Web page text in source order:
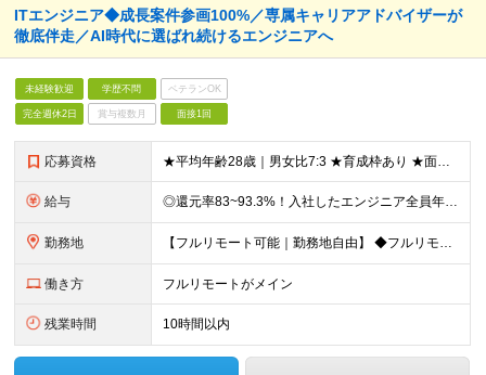
ITエンジニア◆成長案件参画100%／専属キャリアアドバイザーが
徹底伴走／AI時代に選ばれ続けるエンジニアへ
未経験歓迎 学歴不問 ベテランOK
完全週休2日 賞与複数月 面接1回
応募資格 ★平均年齢28歳｜男女比7:3 ★育成枠あり ★面接1回スピード選考 ★20代～30代活躍中 ★学歴不問 ＼日常的にAIを活用している方は大歓迎！／ ◎経験者 何らかの開発・設計構築の経験をお持ち
給与 ◎還元率83~93.3%！入社したエンジニア全員年収UP（平均160万円UP/平均月給45万円） ◎上昇還元率制・単価連動型⇒会社利益は最大10万円！残り全てを還元 ◎平均月単価は67万円 月給40
勤務地 【フルリモート可能｜勤務地自由】 ◆フルリモート多数！全国どこでも、好きな場所で働ける ◆UIターン歓迎！転勤なし ◆リモートワーク／出社も自由に選べる 【本社】 〒155-0032 東京都世田谷区
働き方 フルリモートがメイン
残業時間 10時間以内